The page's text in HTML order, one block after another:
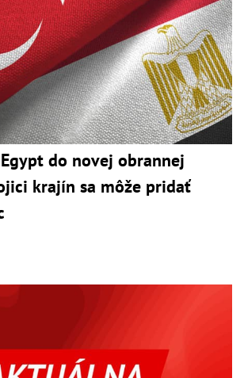
do novej obrannej
krajín sa môže pridať